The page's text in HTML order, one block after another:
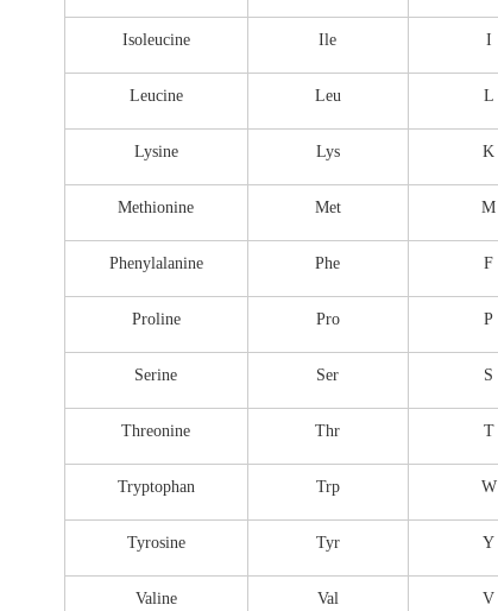
Isoleucine Ile I
Leucine Leu L
Lysine Lys K
Methionine Met M
Phenylalanine Phe F
Proline Pro P
Serine Ser S
Threonine Thr T
Tryptophan Trp W
Tyrosine Tyr Y
Valine Val V